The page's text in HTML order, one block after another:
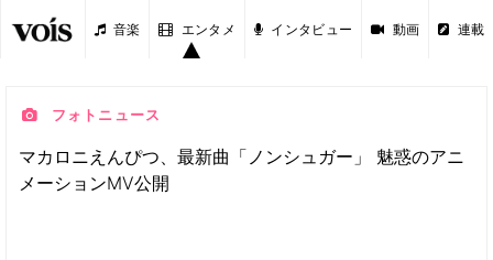
音楽 エンタメ インタビュー 動画 連載
フォトニュース
マカロニえんぴつ、最新曲「ノンシュガー」 魅惑のアニ
メーションMV公開